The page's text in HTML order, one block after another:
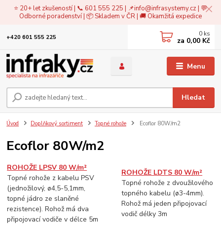
⭐ 20+ let zkušeností | 📞 601 555 225 | 📌info@infrasystemy.cz| 💬
Odborné poradenství | 📦 Skladem v ČR | 🚚 Okamžitá expedice
Menu
Hledat
+420 601 555 225 0 ks
za 0,00 Kč
Úvod Doplňkový sortiment Topné rohože Ecoflor 80W/m2
Ecoflor 80W/m2
ROHOŽE LPSV 80 W/m²
Topné rohože z kabelu PSV
(jednožilový, ø4,5-5,1mm,
topné jádro ze slaněné
rezistence). Rohož má dva
připojovací vodiče v délce 5m
ROHOŽE LDTS 80 W/m²
Topné rohože z dvoužilového
topného kabelu (ø3-4mm).
Rohož má jeden připojovací
vodič délky 3m